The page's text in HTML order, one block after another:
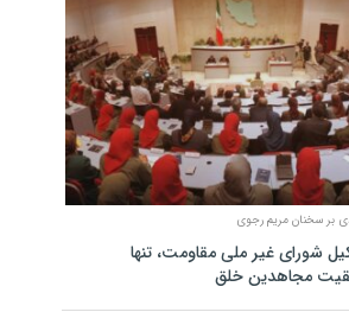
بر سخنان مریم رجوی
شورای غیر ملی مقاومت، تنها
مجاهدین خلق